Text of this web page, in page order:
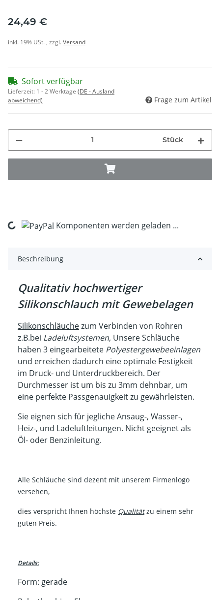
24,49 €
inkl. 19% USt. , zzgl.Versand
Sofort verfügbar
Lieferzeit: 1 - 2 Werktage (DE - Ausland
abweichend)
Frage zum Artikel
Stück
Loading... Komponenten werden geladen ...
Beschreibung
Qualitativ hochwertiger
Silikonschlauch mit Gewebelagen
Silikonschläuchezum Verbinden von Rohren
z.B.bei Ladeluftsystemen, Unsere Schläuche
haben 3 eingearbeitete Polyestergewebeeinlagen
und erreichen dadurch eine optimale Festigkeit
im Druck- und Unterdruckbereich. Der
Durchmesser ist um bis zu 3mm dehnbar, um
eine perfekte Passgenauigkeit zu gewährleisten.
Sie eignen sich für jegliche Ansaug-, Wasser-,
Heiz-, und Ladeluftleitungen. Nicht geeignet als
Öl- oder Benzinleitung.
Alle Schläuche sind dezent mit unserem Firmenlogo
versehen,
dies verspricht Ihnen höchste Qualitätzu einem sehr
guten Preis.
Details:
Form: gerade